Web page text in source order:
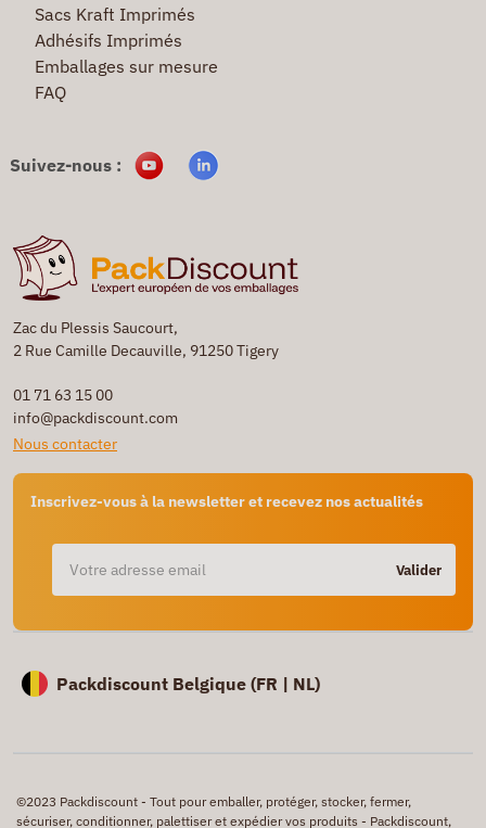
Zac du Plessis Saucourt,
2 Rue Camille Decauville, 91250 Tigery
01 71 63 15 00
info@packdiscount.com
Nous contacter
Inscrivez-vous à la newsletter et recevez nos actualités
Valider
Sacs Kraft Imprimés
Adhésifs Imprimés
Emballages sur mesure
FAQ
Suivez-nous :
Packdiscount Belgique (FR | NL)
©2023 Packdiscount - Tout pour emballer, protéger, stocker, fermer,
sécuriser, conditionner, palettiser et expédier vos produits - Packdiscount,